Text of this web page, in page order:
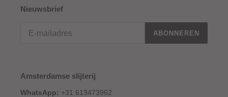
Nieuwsbrief
ABONNEREN
Amsterdamse slijterij
WhatsApp: +31 613473962